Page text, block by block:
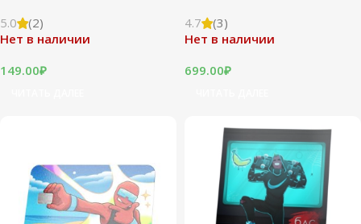
5.0
(2)
Нет в наличии
149.00₽
4.7
(3)
Нет в наличии
699.00₽